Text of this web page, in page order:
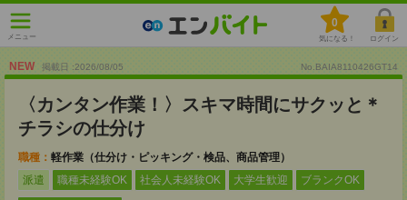
メニュー
0
気になる！ ログイン
NEW 掲載日 :2026/08/05 No.BAIA8110426GT14
〈カンタン作業！〉スキマ時間にサクッと＊
チラシの仕分け
職種： 軽作業（仕分け・ピッキング・検品、商品管理）
派遣
職種未経験OK 社会人未経験OK 大学生歓迎 ブランクOK